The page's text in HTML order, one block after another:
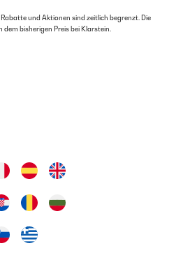
Rabatte und Aktionen sind zeitlich begrenzt. Die
bisherigen Preis bei Klarstein.